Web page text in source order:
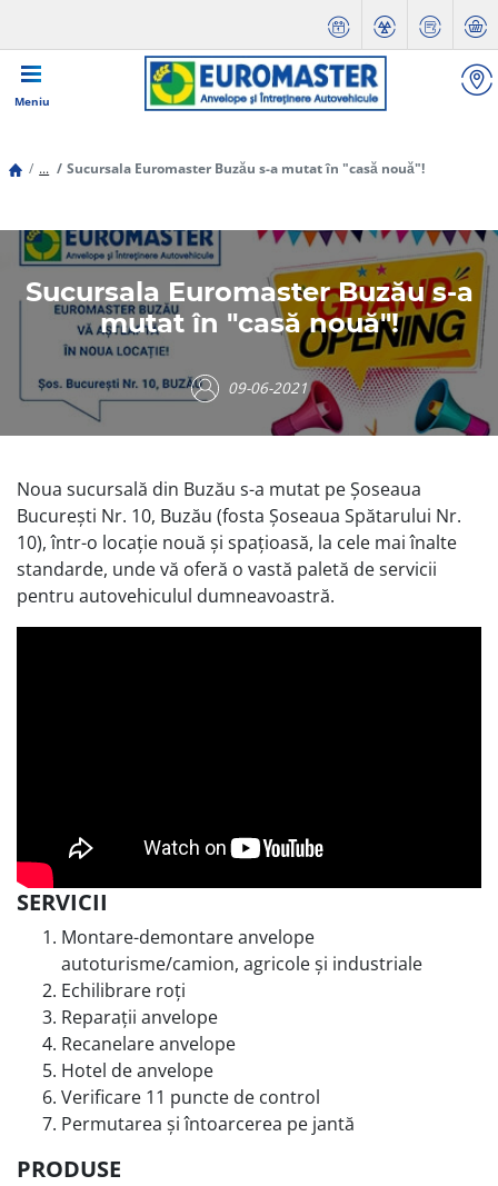
Meniu
... Sucursala Euromaster Buzău s-a mutat în "casă nouă"!
Sucursala Euromaster Buzău s-a
mutat în "casă nouă"!
09-06-2021
Noua sucursală din Buzău s-a mutat pe Șoseaua
București Nr. 10, Buzău (fosta Șoseaua Spătarului Nr.
10), într-o locație nouă și spațioasă, la cele mai înalte
standarde, unde vă oferă o vastă paletă de servicii
pentru autovehiculul dumneavoastră.
SERVICII
Montare-demontare anvelope
autoturisme/camion, agricole și industriale
Echilibrare roți
Reparații anvelope
Recanelare anvelope
Hotel de anvelope
Verificare 11 puncte de control
Permutarea și întoarcerea pe jantă
PRODUSE